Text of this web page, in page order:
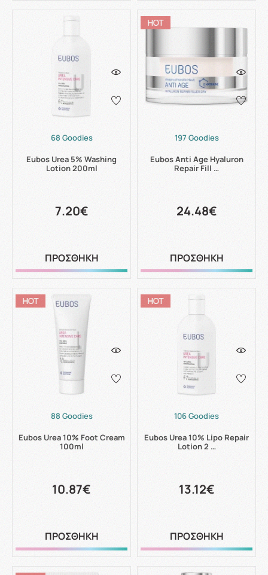
68 Goodies
Eubos Urea 5% Washing
Lotion 200ml
7.20€
ΠΡΟΣΘΗΚΗ
197 Goodies
Eubos Anti Age Hyaluron
Repair Fill …
24.48€
ΠΡΟΣΘΗΚΗ
88 Goodies
Eubos Urea 10% Foot Cream
100ml
10.87€
ΠΡΟΣΘΗΚΗ
106 Goodies
Eubos Urea 10% Lipo Repair
Lotion 2 …
13.12€
ΠΡΟΣΘΗΚΗ